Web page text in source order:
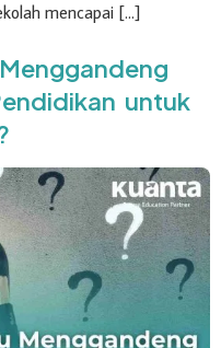
mencapai […]
untuk